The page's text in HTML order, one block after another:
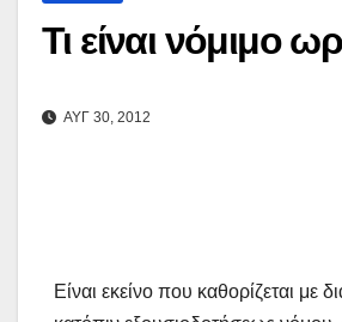
Τι είναι νόμιμο
ΑΥΓ 30, 2012
Είναι εκείνο που καθορίζεται με